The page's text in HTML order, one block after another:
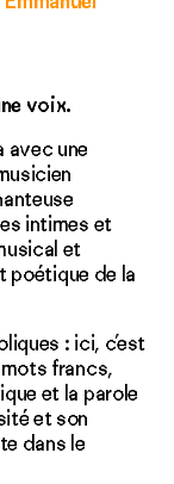
voix.
avec une
intimes et
et
poétique de la
: ici, c’est
francs,
et la parole
et son
dans le